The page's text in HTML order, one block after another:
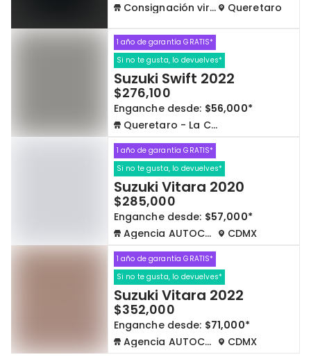
Consignación virtual
Queretaro
1 año de garantía GRATIS*
Si no te gusta, lo devuelves*
Suzuki Swift 2022
$276,100
Enganche desde: $56,000*
Queretaro - La Capilla
1 año de garantía GRATIS*
Si no te gusta, lo devuelves*
Suzuki Vitara 2020
$285,000
Enganche desde: $57,000*
Agencia AUTOCOM
CDMX
1 año de garantía GRATIS*
Si no te gusta, lo devuelves*
Suzuki Vitara 2022
$352,000
Enganche desde: $71,000*
Agencia AUTOCOM
CDMX